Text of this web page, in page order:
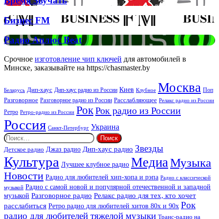
Спірс
Звучать
Бизнес
Бизнес FM
Радио
Аплюс
Beat
Радио Аплюс Beat
Срочное изготовление чип ключей для автомобилей в
Минске, заказывайте на https://chasmaster.by
Беларусь Дип-хаус Дип-хаус радио из России Киев Клубное Москва Поп
Разговорное Разговорное радио из России Расслабляющее Релакс радио из России
Ретро Ретро-радио из России РокРок радио из России
Россия Санкт-Петербург Украина
Найти:
Детское радио Джаз радио Дип-хаус радио Звезды
Культура Лучшее клубное радио МедиаМузыка
Новости Радио для любителей хип-хопа и рэпа Радио с классической
музыкой Радио с самой новой и популярной отечественной и западной
музыкой Разговорное радио Релакс радио для тех, кто хочет
расслабиться Ретро радио для любителей хитов 80х и 90х Рок
радио для любителей тяжелой музыки Транс-радио на